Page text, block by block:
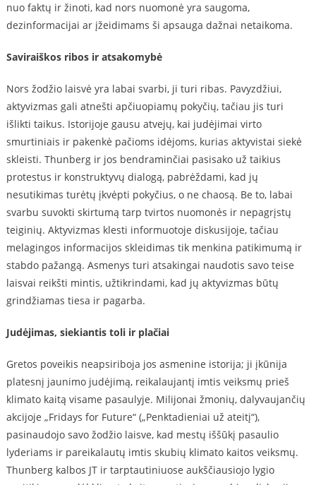
nuo faktų ir žinoti, kad nors nuomonė yra saugoma,
dezinformacijai ar įžeidimams ši apsauga dažnai netaikoma.
Saviraiškos ribos ir atsakomybė
Nors žodžio laisvė yra labai svarbi, ji turi ribas. Pavyzdžiui,
aktyvizmas gali atnešti apčiuopiamų pokyčių, tačiau jis turi
išlikti taikus. Istorijoje gausu atvejų, kai judėjimai virto
smurtiniais ir pakenkė pačioms idėjoms, kurias aktyvistai siekė
skleisti. Thunberg ir jos bendraminčiai pasisako už taikius
protestus ir konstruktyvų dialogą, pabrėždami, kad jų
nesutikimas turėtų įkvėpti pokyčius, o ne chaosą. Be to, labai
svarbu suvokti skirtumą tarp tvirtos nuomonės ir nepagrįstų
teiginių. Aktyvizmas klesti informuotoje diskusijoje, tačiau
melagingos informacijos skleidimas tik menkina patikimumą ir
stabdo pažangą. Asmenys turi atsakingai naudotis savo teise
laisvai reikšti mintis, užtikrindami, kad jų aktyvizmas būtų
grindžiamas tiesa ir pagarba.
Judėjimas, siekiantis toli ir plačiai
Gretos poveikis neapsiriboja jos asmenine istorija; ji įkūnija
platesnį jaunimo judėjimą, reikalaujantį imtis veiksmų prieš
klimato kaitą visame pasaulyje. Milijonai žmonių, dalyvaujančių
akcijoje „Fridays for Future“ („Penktadieniai už ateitį“),
pasinaudojo savo žodžio laisve, kad mestų iššūkį pasaulio
lyderiams ir pareikalautų imtis skubių klimato kaitos veiksmų.
Thunberg kalbos JT ir tarptautiniuose aukščiausiojo lygio